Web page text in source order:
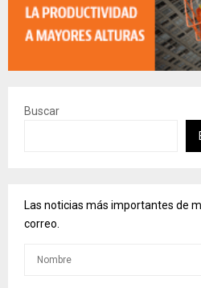
Buscar
Las noticias más importantes de
correo.